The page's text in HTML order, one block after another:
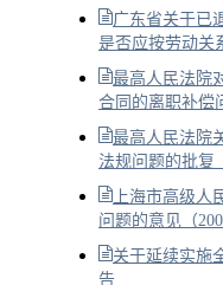
广东省关于已
是否应按劳动关
最高人民法院
合同的离职补偿
最高人民法院
法规问题的批复
上海市高级
问题的意见（
关于延续实施
告